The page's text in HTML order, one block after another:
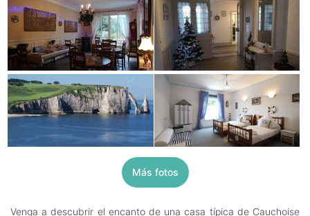
Más fotos
Venga a descubrir el encanto de una casa típica de Cauchoise